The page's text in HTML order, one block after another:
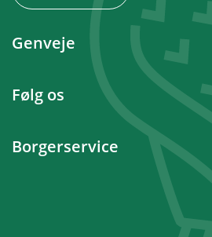
Genveje
Følg os
Borgerservice